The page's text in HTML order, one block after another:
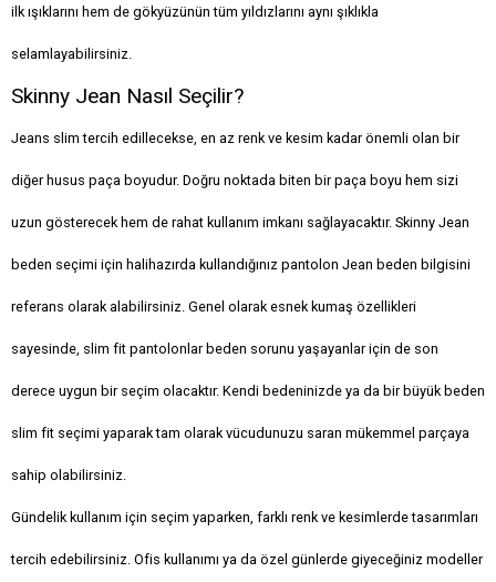
ilk ışıklarını hem de gökyüzünün tüm yıldızlarını aynı şıklıkla
selamlayabilirsiniz.
Skinny Jean Nasıl Seçilir?
Jeans slim tercih edillecekse, en az renk ve kesim kadar önemli olan bir
diğer husus paça boyudur. Doğru noktada biten bir paça boyu hem sizi
uzun gösterecek hem de rahat kullanım imkanı sağlayacaktır. Skinny Jean
beden seçimi için halihazırda kullandığınız pantolon Jean beden bilgisini
referans olarak alabilirsiniz. Genel olarak esnek kumaş özellikleri
sayesinde, slim fit pantolonlar beden sorunu yaşayanlar için de son
derece uygun bir seçim olacaktır. Kendi bedeninizde ya da bir büyük beden
slim fit seçimi yaparak tam olarak vücudunuzu saran mükemmel parçaya
sahip olabilirsiniz.
Gündelik kullanım için seçim yaparken, farklı renk ve kesimlerde tasarımları
tercih edebilirsiniz. Ofis kullanımı ya da özel günlerde giyeceğiniz modeller